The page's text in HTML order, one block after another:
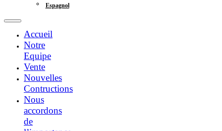
Espagnol
Accueil
Notre
Equipe
Vente
Nouvelles
Contructions
Nous
accordons
de